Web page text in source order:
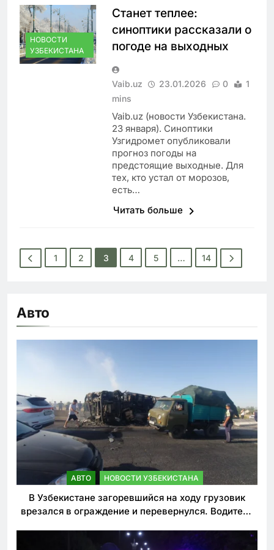
НОВОСТИ
УЗБЕКИСТАНА
Станет теплее:
синоптики рассказали о
погоде на выходных
Vaib.uz 23.01.2026 0
1
mins
Vaib.uz (новости Узбекистана.
23 января). Синоптики
Узгидромет опубликовали
прогноз погоды на
предстоящие выходные. Для
тех, кто устал от морозов,
есть…
Читать больше
1 2 3 4 5 … 14
Авто
АВТО НОВОСТИ УЗБЕКИСТАНА
В Узбекистане загоревшийся на ходу грузовик
врезался в ограждение и перевернулся. Водитель